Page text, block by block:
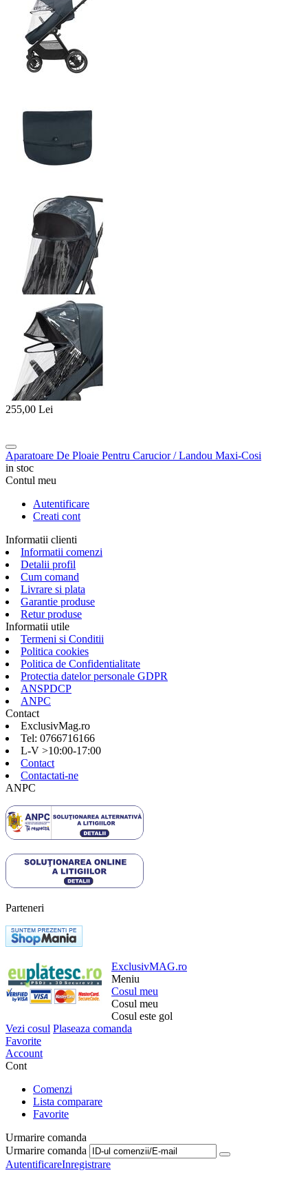
255,00 Lei
Aparatoare De Ploaie Pentru Carucior / Landou Maxi-Cosi
in stoc
Contul meu
Autentificare
Creati cont
Informatii clienti
Informatii comenzi
Detalii profil
Cum comand
Livrare si plata
Garantie produse
Retur produse
Informatii utile
Termeni si Conditii
Politica cookies
Politica de Confidentialitate
Protectia datelor personale GDPR
ANSPDCP
ANPC
Contact
ExclusivMag.ro
Tel: 0766716166
L-V >10:00-17:00
Contact
Contactati-ne
ANPC
Parteneri
ExclusivMAG.ro
Meniu
Cosul meu
Cosul meu
Cosul este gol
Vezi cosul Plaseaza comanda
Favorite
Account
Cont
Comenzi
Lista comparare
Favorite
Urmarire comanda
Urmarire comanda
AutentificareInregistrare